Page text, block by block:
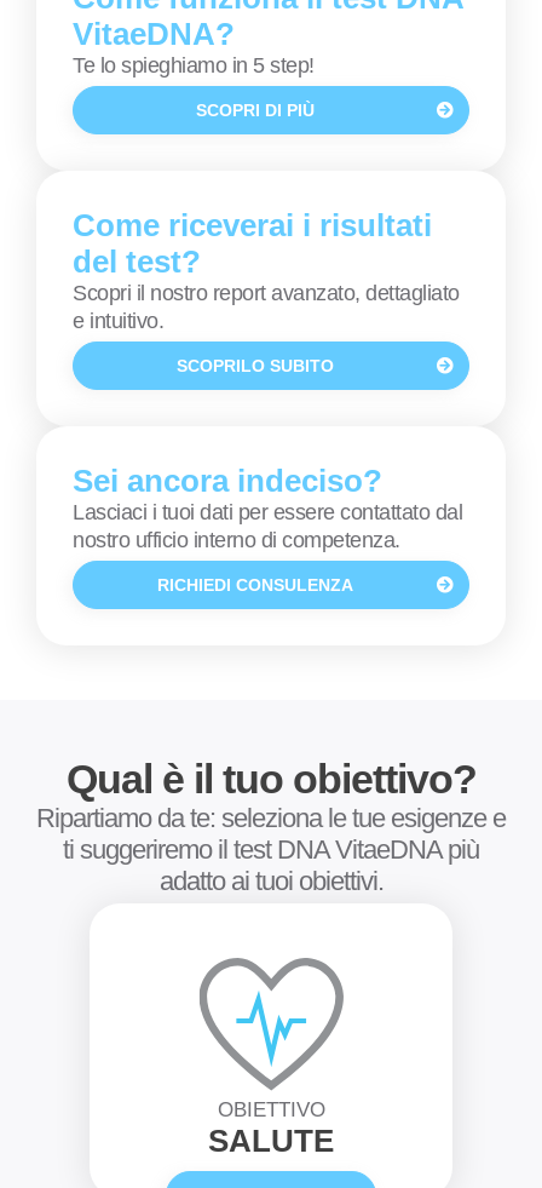
VitaeDNA?
Te lo spieghiamo in 5 step!
SCOPRI DI PIÙ
Come riceverai i risultati
del test?
Scopri il nostro report avanzato, dettagliato
e intuitivo.
SCOPRILO SUBITO
Sei ancora indeciso?
Lasciaci i tuoi dati per essere contattato dal
nostro ufficio interno di competenza.
RICHIEDI CONSULENZA
Qual è il tuo obiettivo?
Ripartiamo da te: seleziona le tue esigenze e
ti suggeriremo il test DNA VitaeDNA più
adatto ai tuoi obiettivi.
OBIETTIVO
SALUTE